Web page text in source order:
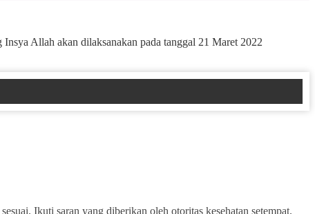
Allah akan dilaksanakan pada tanggal 21 Maret 2022
Ikuti saran yang diberikan oleh otoritas kesehatan setempat.